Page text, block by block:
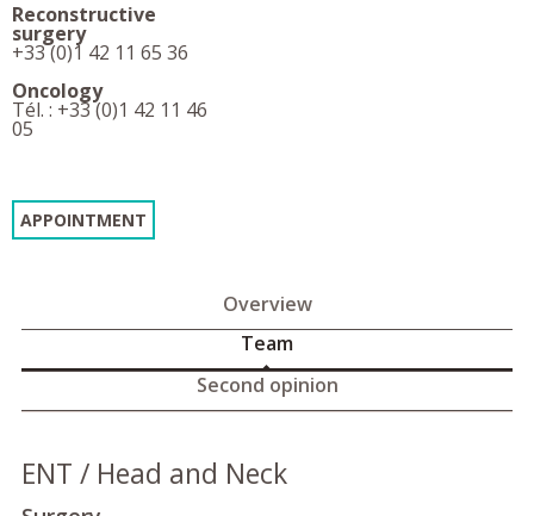
Reconstructive
surgery
+33 (0)1 42 11 65 36
Oncology
Tél. : +33 (0)1 42 11 46
05
APPOINTMENT
Overview
Team
Second opinion
ENT / Head and Neck